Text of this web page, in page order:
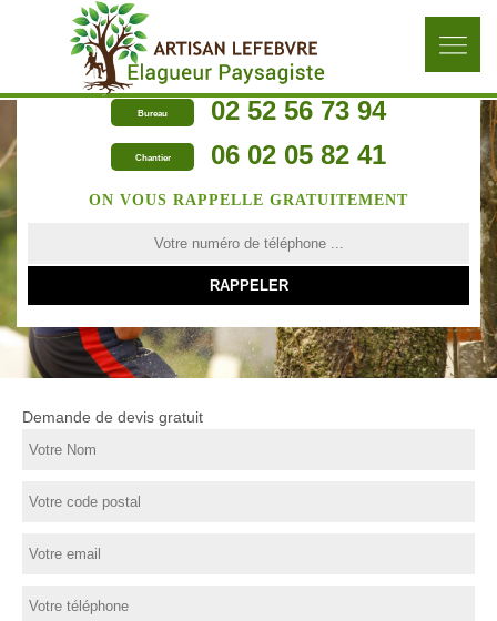
Bureau 02 52 56 73 94
Chantier 06 02 05 82 41
ON VOUS RAPPELLE GRATUITEMENT
Demande de devis gratuit